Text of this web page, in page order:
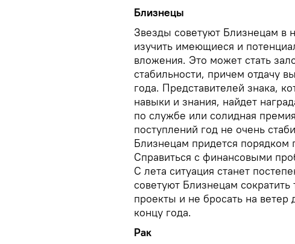
Близнецы
Звезды советуют Близнецам в
изучить имеющиеся и
вложения. Это может стать
стабильности, причем отдачу
года. Представителей знака,
навыки и знания, найдет
по службе или солидная
поступлений год не очень
Близнецам придется порядком
Справиться с финансовыми
С лета ситуация станет
советуют Близнецам
проекты и не бросать на ветер
концу года.
Рак